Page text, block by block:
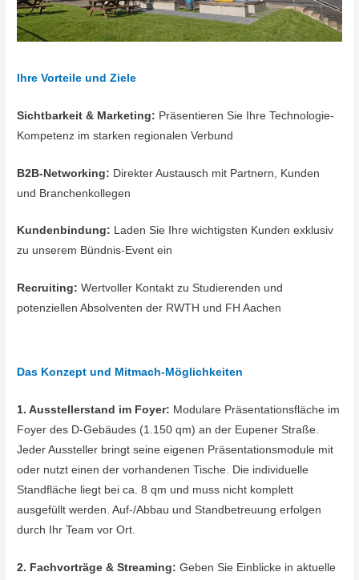
Ihre Vorteile und Ziele
Sichtbarkeit & Marketing: Präsentieren Sie Ihre Technologie-
Kompetenz im starken regionalen Verbund
B2B-Networking: Direkter Austausch mit Partnern, Kunden
und Branchenkollegen
Kundenbindung: Laden Sie Ihre wichtigsten Kunden exklusiv
zu unserem Bündnis-Event ein
Recruiting: Wertvoller Kontakt zu Studierenden und
potenziellen Absolventen der RWTH und FH Aachen
Das Konzept und Mitmach-Möglichkeiten
1. Ausstellerstand im Foyer: Modulare Präsentationsfläche im
Foyer des D-Gebäudes (1.150 qm) an der Eupener Straße.
Jeder Aussteller bringt seine eigenen Präsentationsmodule mit
oder nutzt einen der vorhandenen Tische. Die individuelle
Standfläche liegt bei ca. 8 qm und muss nicht komplett
ausgefüllt werden. Auf-/Abbau und Standbetreuung erfolgen
durch Ihr Team vor Ort.
2. Fachvorträge & Streaming: Geben Sie Einblicke in aktuelle